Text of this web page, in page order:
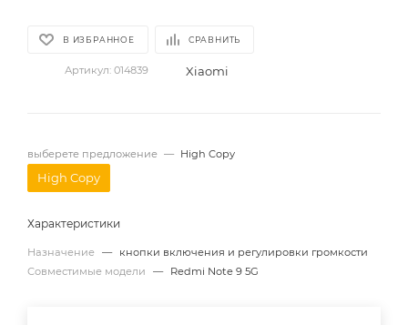
В ИЗБРАННОЕ СРАВНИТЬ
Артикул: 014839 Xiaomi
выберете предложение — High Copy
High Copy
Характеристики
Назначение —
кнопки включения и регулировки громкости
Совместимые модели
— Redmi Note 9 5G